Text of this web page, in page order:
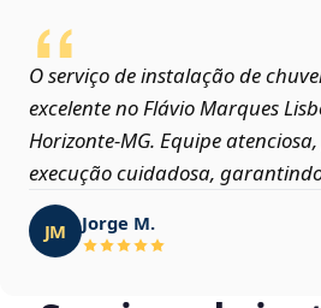
O serviço de instalação de
excelente no Flávio Marques
Horizonte‑MG. Equipe
execução cuidadosa,
JM Jorge M.